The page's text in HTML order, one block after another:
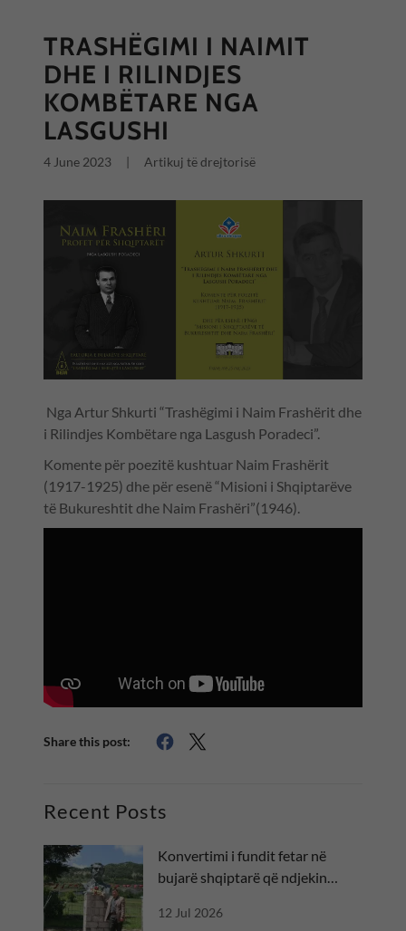
TRASHËGIMI I NAIMIT
DHE I RILINDJES
KOMBËTARE NGA
LASGUSHI
4 June 2023 | Artikuj të drejtorisë
Nga Artur Shkurti “Trashëgimi i Naim Frashërit dhe
i Rilindjes Kombëtare nga Lasgush Poradeci”.
Komente për poezitë kushtuar Naim Frashërit
(1917-1925) dhe për esenë “Misioni i Shqiptarëve
të Bukureshtit dhe Naim Frashëri”(1946).
Share this post:
Recent Posts
Konvertimi i fundit fetar në
bujarë shqiptarë që ndjekin
12 Jul 2026